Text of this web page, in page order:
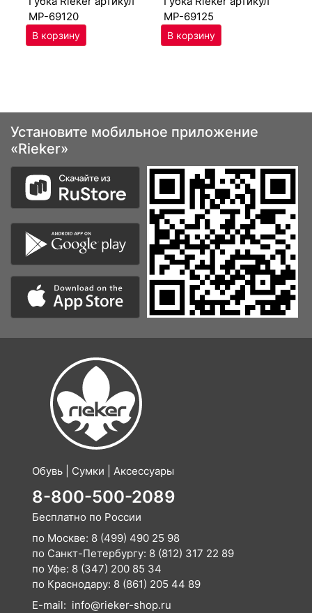
MP-69120
MP-69125
Установите мобильное приложение
«Rieker»
Обувь | Сумки | Аксессуары
8-800-500-2089
Бесплатно по России
по Москве: 8 (499) 490 25 98
по Санкт-Петербургу: 8 (812) 317 22 89
по Уфе: 8 (347) 200 85 34
по Краснодару: 8 (861) 205 44 89
E-mail: info@rieker-shop.ru